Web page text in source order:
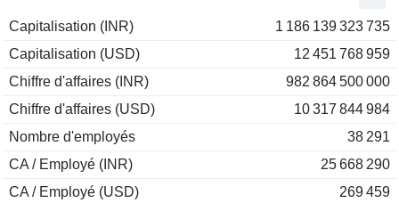
Capitalisation (INR)
1 186 139 323 735
Capitalisation (USD)
12 451 768 959
Chiffre d'affaires (INR)
982 864 500 000
Chiffre d'affaires (USD)
10 317 844 984
Nombre d'employés
38 291
CA / Employé (INR)
25 668 290
CA / Employé (USD)
269 459